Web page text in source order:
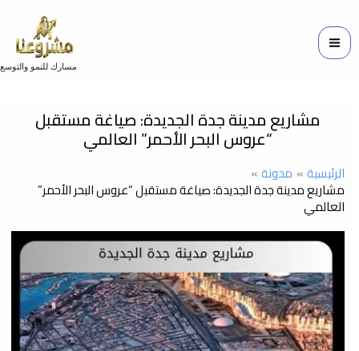
مسارك للنمو والتوسع
مشاريع مدينة جدة الجديدة: صياغة مستقبل
“عروس البحر الأحمر” العالمي
الرئيسية مدونة
مشاريع مدينة جدة الجديدة: صياغة مستقبل “عروس البحر الأحمر”
العالمي